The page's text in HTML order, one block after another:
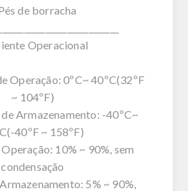
de borracha
Operacional
Operação: 0ºC~ 40ºC(32ºF
~ 104ºF)
Armazenamento: -40ºC~
40ºF ~ 158ºF)
10% ~ 90%, sem
condensação
5% ~ 90%,